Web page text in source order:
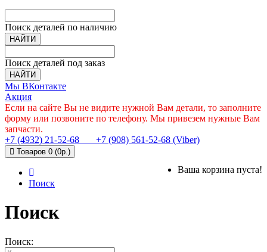
Поиск деталей по наличию
НАЙТИ
Поиск деталей под заказ
НАЙТИ
Мы ВКонтакте
Акция
Если на сайте Вы не видите нужной Вам детали, то заполните
форму или позвоните по телефону. Мы привезем нужные Вам
запчасти.
+7 (4932) 21-52-68
+7 (908) 561-52-68 (Viber)
Товаров 0 (0р.)
Ваша корзина пуста!
Поиск
Поиск
Поиск: